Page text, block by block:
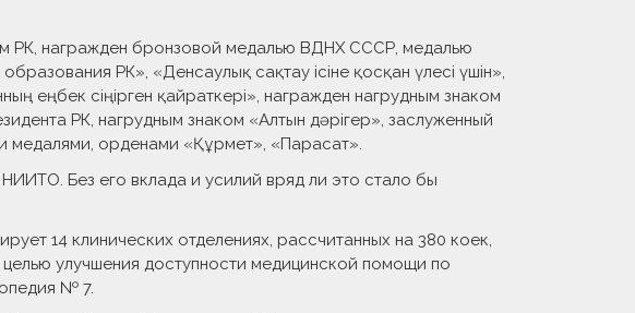
РК, награжден бронзовой медалью ВДНХ СССР, медалью
РК», «Денсаулық сақтау ісіне қосқан үлесі үшін»,
еңбек сіңірген қайраткері», награжден нагрудным знаком
РК, нагрудным знаком «Алтын дәрігер», заслуженный
медалями, орденами «Құрмет», «Парасат».
Без его вклада и усилий вряд ли это стало бы
14 клинических отделениях, рассчитанных на 380 коек,
улучшения доступности медицинской помощи по
№ 7.